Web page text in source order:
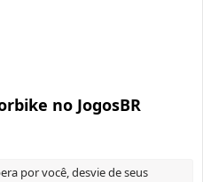
no JogosBR
por você, desvie de seus